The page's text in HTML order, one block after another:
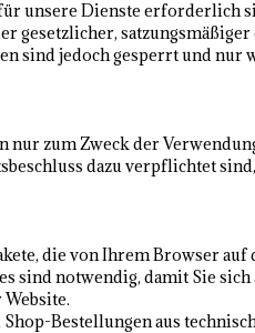
unsere Dienste erforderlich
gesetzlicher,
sind jedoch gesperrt und nur
zum Zweck der
dazu verpflichtet
die von Ihrem Browser
sind notwendig, damit Sie
Bestellungen aus